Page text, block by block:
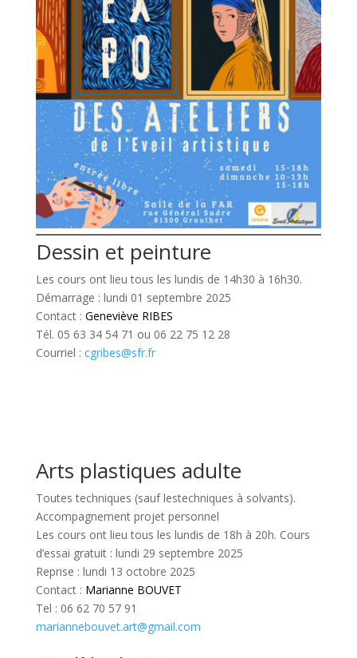
Dessin et peinture
Les cours ont lieu tous les lundis de 14h30 à 16h30.
Démarrage : lundi 01 septembre 2025
Contact : Geneviève RIBES
Tél. 05 63 34 54 71 ou 06 22 75 12 28
Courriel : cgribes@sfr.fr
Arts plastiques adulte
Toutes techniques (sauf lestechniques à solvants).
Accompagnement projet personnel
Les cours ont lieu tous les lundis de 18h à 20h. Cours
d’essai gratuit : lundi 29 septembre 2025
Reprise : lundi 13 octobre 2025
Contact : Marianne BOUVET
Tel : 06 62 70 57 91
mariannebouvet.art@gmail.com